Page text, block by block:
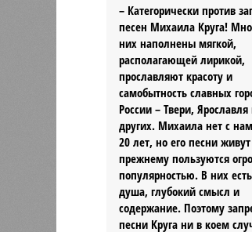
– Категорически против
песен Михаила Круга!
них наполнены мягкой,
располагающей лирикой,
прославляют красоту и
самобытность славных
России – Твери, Ярославля
других. Михаила нет с
20 лет, но его песни
прежнему пользуются
популярностью. В них есть
душа, глубокий смысл и
содержание. Поэтому
песни Круга ни в коем